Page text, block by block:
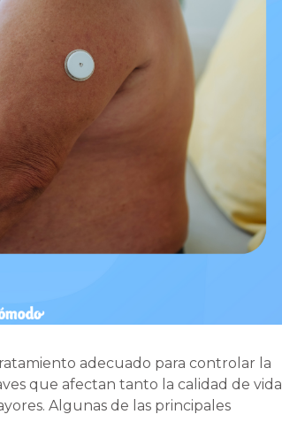
adecuado para controlar la
que afectan tanto la calidad de vida
Algunas de las principales